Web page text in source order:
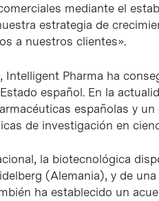
mediante el
estrategia de
a nuestros clientes».
Pharma ha
español. En la
españolas y
de investigación en
la biotecnológica
(Alemania), y de
ha establecido un